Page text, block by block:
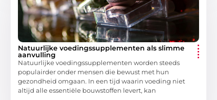
Natuurlijke voedingssupplementen als slimme
aanvulling
Natuurlijke voedingssupplementen worden steeds
populairder onder mensen die bewust met hun
gezondheid omgaan. In een tijd waarin voeding niet
altijd alle essentiële bouwstoffen levert, kan